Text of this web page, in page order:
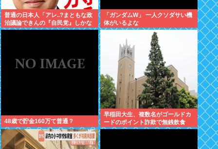
普通の日本人「アレ..?まともな政
治議論できんの『自民党』しかな
くね？左って下品な言葉しか使え
「ガンダムW」 一人クソダサい機
体がいるよな
48歳で貯金160万て普通？
早稲田大生、複数名がゴールドカ
ードのポイント詐欺で無銭飲食